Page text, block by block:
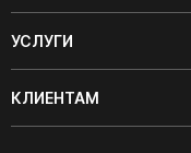
УСЛУГИ
КЛИЕНТАМ